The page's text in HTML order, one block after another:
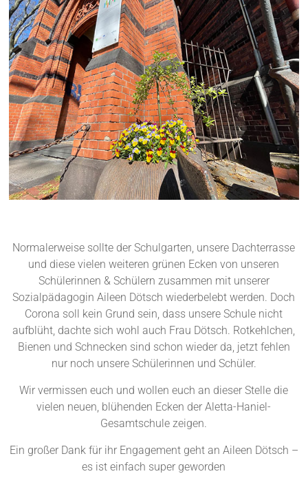
Normalerweise sollte der Schulgarten, unsere Dachterrasse
und diese vielen weiteren grünen Ecken von unseren
Schülerinnen & Schülern zusammen mit unserer
Sozialpädagogin Aileen Dötsch wiederbelebt werden. Doch
Corona soll kein Grund sein, dass unsere Schule nicht
aufblüht, dachte sich wohl auch Frau Dötsch. Rotkehlchen,
Bienen und Schnecken sind schon wieder da, jetzt fehlen
nur noch unsere Schülerinnen und Schüler.
Wir vermissen euch und wollen euch an dieser Stelle die
vielen neuen, blühenden Ecken der Aletta-Haniel-
Gesamtschule zeigen.
Ein großer Dank für ihr Engagement geht an Aileen Dötsch –
es ist einfach super geworden